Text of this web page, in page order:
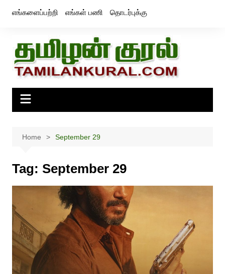
எங்களைப்பற்றி எங்கள் பணி தொடர்புக்கு
Home September 29
Tag: September 29